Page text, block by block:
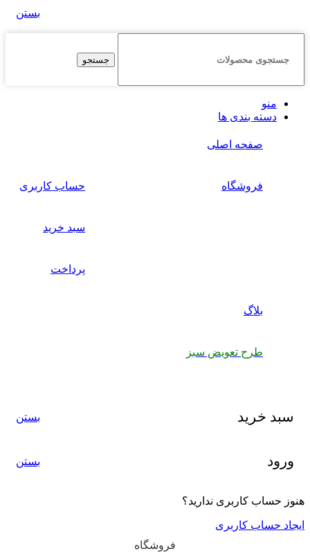
بستن
جستجو
منو
دسته بندی ها
صفحه اصلی
فروشگاه حساب کاربری
سبد خرید
پرداخت
بلاگ
طرح تعویض سبز
سبد خرید بستن
ورود بستن
هنوز حساب کاربری ندارید؟
ایجاد حساب کاربری
فروشگاه